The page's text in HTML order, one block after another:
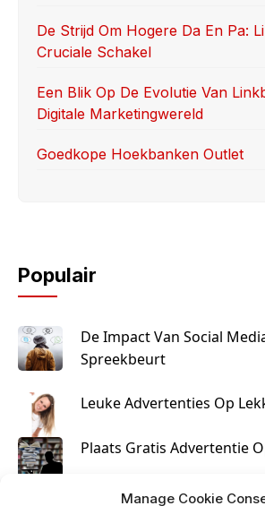
Manage Cookie
De Strijd Om Hogere Da En Pa:
Cruciale Schakel
Een Blik Op De Evolutie Van
Digitale Marketingwereld
Goedkope Hoekbanken Outlet
Populair
De Impact Van Social
Spreekbeurt
Leuke Advertenties Op
Plaats Gratis Advertentie
Kruisbestuiving Voor